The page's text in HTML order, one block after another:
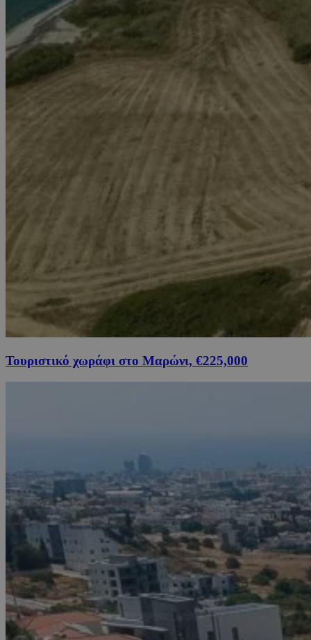
Τουριστικό χωράφι στο Μαρώνι, €225,000